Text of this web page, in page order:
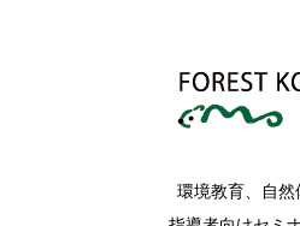
環境教育、自然